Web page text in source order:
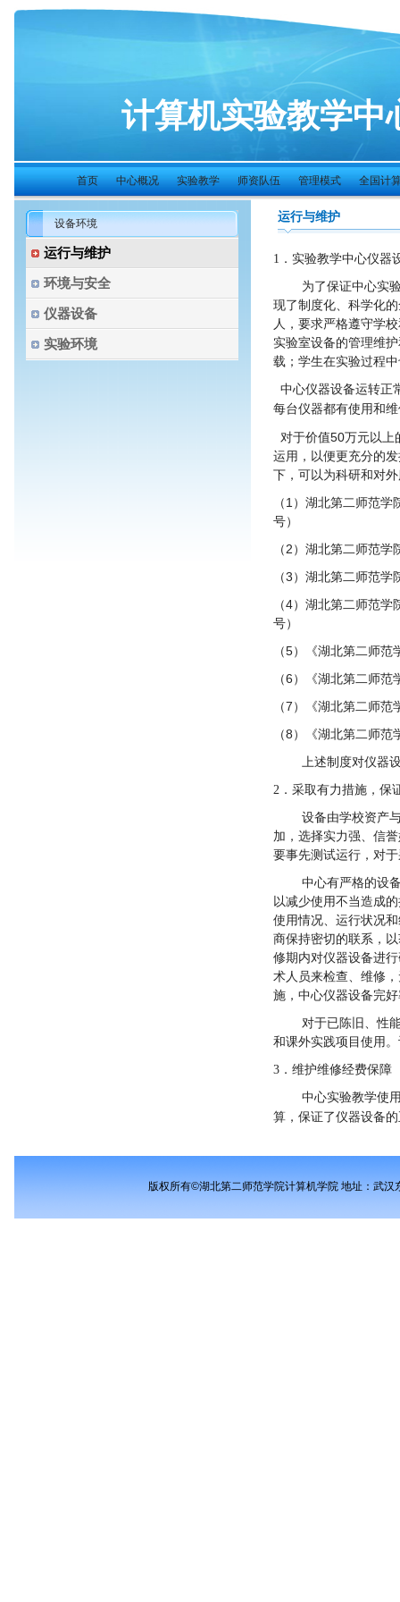
计算机实验教学中
首页 中心概况 实验教学 师资队伍 管理模式 全国计
设备环境
运行与维护
环境与安全
仪器设备
实验环境
运行与维护
1 ．实验教学中心仪器
为了保证中心实
现了制度化、科学化
人，要求严格遵守学
实验室设备的管理维
载；学生在实验过程
中心仪器设备运转正
每台仪器都有使用和
对于价值50万元以上
运用，以便更充分的
下，可以为科研和对
（ 1）湖北第二师范学
号）
（ 2 ）湖北第二师范学
（3 ）湖北第二师范学
（4）湖北第二师范学
号）
（5）《湖北第二师范
（6 ）《湖北第二师范
（7 ）《湖北第二师范
（8 ）《湖北第二师范
上述制度对仪器
2．采取有力措施，保
设备由学校资产
加，选择实力强、信
要事先测试运行，对
中心有严格的设
以减少使用不当造成
使用情况、运行状况
商保持密切的联系，
修期内对仪器设备进
术人员来检查、维修
施，中心仪器设备完
对于已陈旧、性
和课外实践项目使用
3．维护维修经费保障
中心实验教学使用
算，保证了仪器设备
版权所有©湖北第二师范学院计算机学院 地址：武